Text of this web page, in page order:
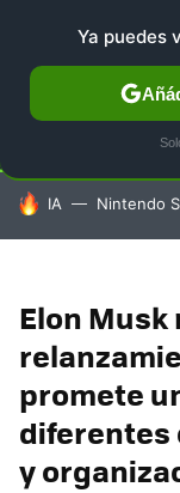
SELECCIÓN
HOY SE HABLA
IA Nintendo
Elon
promete
diferentes
y
Ya puedes